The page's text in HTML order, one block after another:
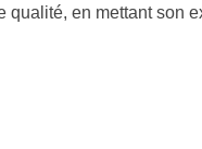
en mettant son